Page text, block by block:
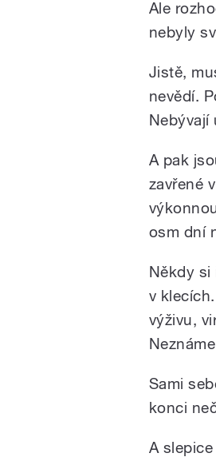
Ale
nebyly
Jistě,
nevědí.
Nebývají
A pak
zavřené
osm dní
Někdy si
v
výživu,
Sami
konci
A